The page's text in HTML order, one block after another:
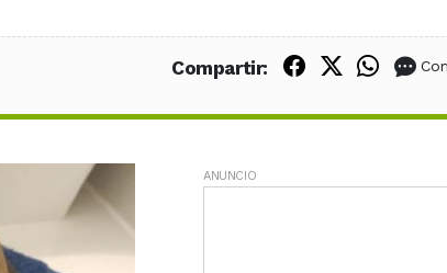
Compartir: Compartir en
Compartir
ANUNCIO